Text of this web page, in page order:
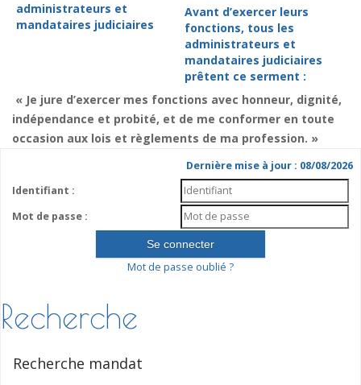
administrateurs et
mandataires judiciaires
Avant d’exercer leurs
fonctions, tous les
administrateurs et
mandataires judiciaires
prêtent ce serment :
« Je jure d’exercer mes fonctions avec honneur, dignité,
indépendance et probité, et de me conformer en toute
occasion aux lois et règlements de ma profession. »
Dernière mise à jour : 08/08/2026
Identifiant :
Mot de passe :
Mot de passe oublié ?
Recherche
Recherche mandat